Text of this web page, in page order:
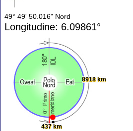
49° 49' 50.016" Nord
Longitudine: 6.09861°
437 km
8918 km